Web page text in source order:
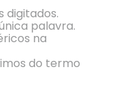
digitados.
palavra.
na
do termo